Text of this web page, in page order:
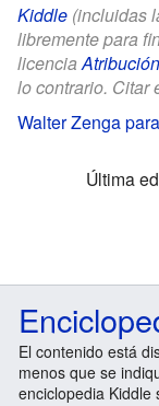
Kiddle (incluidas
libremente para
licencia
lo contrario. Citar
Walter Zenga
Última
El contenido está
menos que se
enciclopedia Kiddle